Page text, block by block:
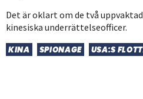
Det är oklart om de två
kinesiska underrättelseofficer.
KINA SPIONAGE USA:S